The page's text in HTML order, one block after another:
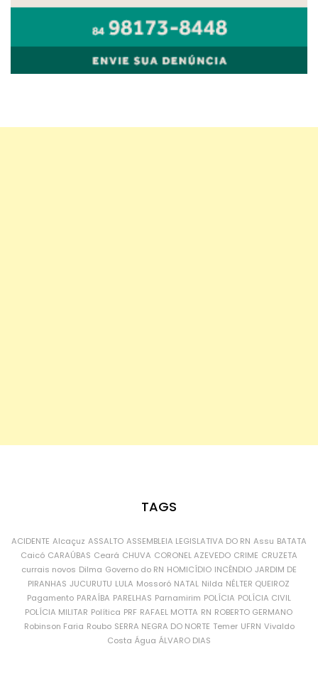
TAGS
ACIDENTE Alcaçuz ASSALTO ASSEMBLEIA LEGISLATIVA DO RN Assu BATATA
Caicó CARAÚBAS Ceará CHUVA CORONEL AZEVEDO CRIME CRUZETA
currais novos Dilma Governo do RN HOMICÍDIO INCÊNDIO JARDIM DE
PIRANHAS JUCURUTU LULA Mossoró NATAL Nilda NÉLTER QUEIROZ
Pagamento PARAÍBA PARELHAS Parnamirim POLÍCIA POLÍCIA CIVIL
POLÍCIA MILITAR Política PRF RAFAEL MOTTA RN ROBERTO GERMANO
Robinson Faria Roubo SERRA NEGRA DO NORTE Temer UFRN Vivaldo
Costa Água ÁLVARO DIAS